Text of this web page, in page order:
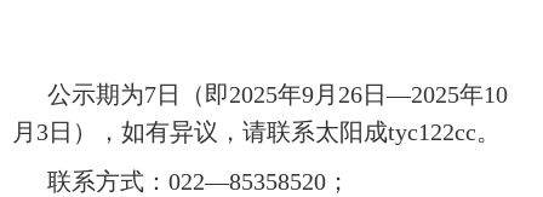
公示期为7日（即2025年9月 26日—2025年10
月 3日），如有异议，请联系太阳成tyc122cc。
联系方式： 022—85358520 ；